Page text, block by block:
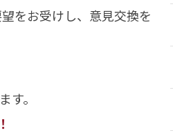
をお受けし、意見交換を
す。